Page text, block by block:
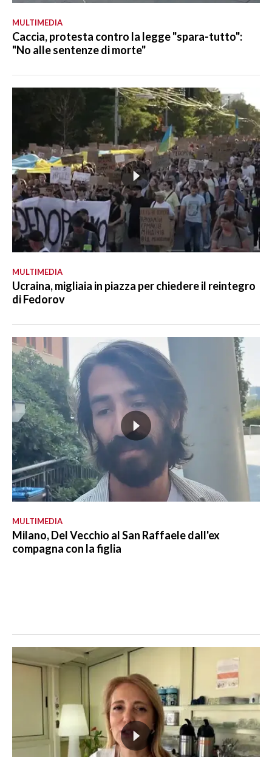
MULTIMEDIA
Caccia, protesta contro la legge "spara-tutto":
"No alle sentenze di morte"
MULTIMEDIA
Ucraina, migliaia in piazza per chiedere il reintegro
di Fedorov
MULTIMEDIA
Milano, Del Vecchio al San Raffaele dall'ex
compagna con la figlia